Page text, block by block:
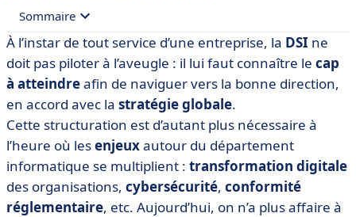
Sommaire
• La définition du schéma directeur SI
• Pourquoi le schéma directeur SI est-il si important ?
• Comment élaborer un schéma directeur informatique
? Les 6 étapes à suivre
• Schéma directeur SI : nos 5 derniers conseils
À l’instar de tout service d’une entreprise, la DSI ne
doit pas piloter à l’aveugle : il lui faut connaître le cap
à atteindreafin de naviguer vers la bonne direction,
en accord avec la stratégie globale.
Cette structuration est d’autant plus nécessaire à
l’heure où lesenjeuxautour du département
informatique se multiplient : transformation digitale
des organisations, cybersécurité, conformité
réglementaire, etc. Aujourd’hui, on n’a plus affaire à